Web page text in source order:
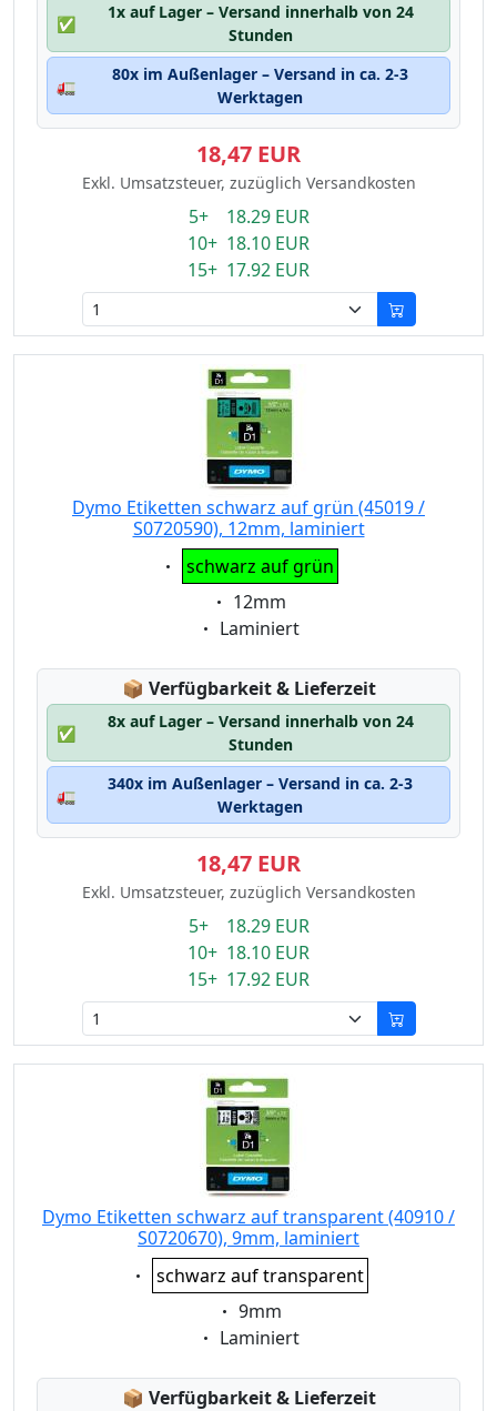
✅
1x auf Lager – Versand innerhalb von 24
Stunden
🚛
80x im Außenlager – Versand in ca. 2-3
Werktagen
18,47 EUR
Exkl. Umsatzsteuer, zuzüglich Versandkosten
5+ 18.29 EUR
10+ 18.10 EUR
15+ 17.92 EUR
Dymo Etiketten schwarz auf grün (45019 /
S0720590), 12mm, laminiert
Eigenschaft:
schwarz auf grün
Eigenschaft:
12mm
Eigenschaft:
Laminiert
📦 Lagerstatus:
Verfügbarkeit & Lieferzeit
✅
8x auf Lager – Versand innerhalb von 24
Stunden
🚛
340x im Außenlager – Versand in ca. 2-3
Werktagen
18,47 EUR
Exkl. Umsatzsteuer, zuzüglich Versandkosten
5+ 18.29 EUR
10+ 18.10 EUR
15+ 17.92 EUR
Dymo Etiketten schwarz auf transparent (40910 /
S0720670), 9mm, laminiert
Eigenschaft:
schwarz auf transparent
Eigenschaft:
9mm
Eigenschaft:
Laminiert
📦 Lagerstatus:
Verfügbarkeit & Lieferzeit